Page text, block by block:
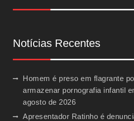
Notícias Recentes
Homem é preso em flagrante
armazenar pornografia infantil
agosto de 2026
Apresentador Ratinho é